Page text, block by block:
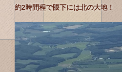
約2時間程で眼下には北の大地！